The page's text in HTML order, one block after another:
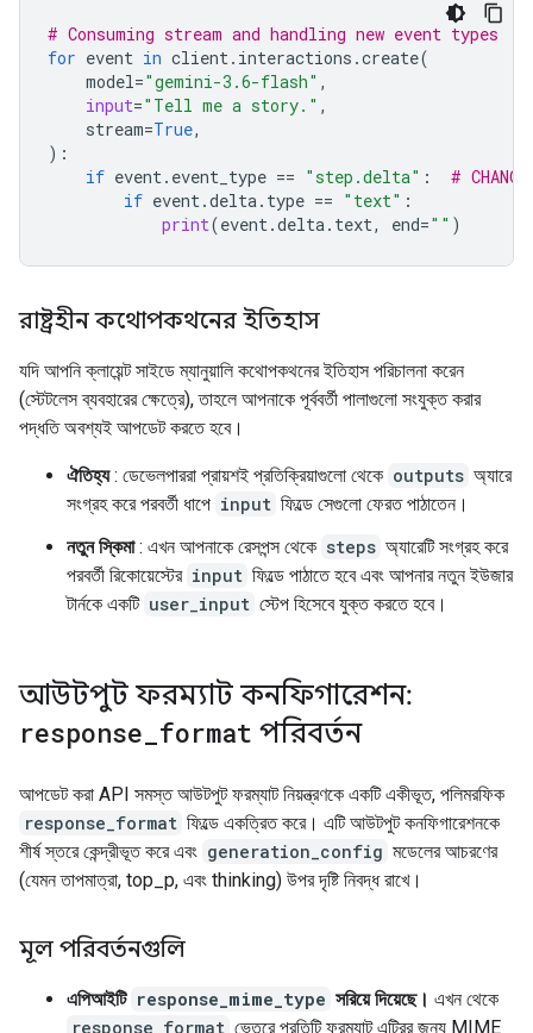
# Consuming stream and handling new event types
for event in client. interactions .create(
model="gemini-3.6-flash" ,
input="Tell me a story." ,
stream=True,
):
if event. event_type == "step.delta" :
#
if event.delta. type == "text" :
print(event.delta. text, end="" )
রাষ্ট্রহীন কথোপকথনের ইতিহাস
যদি আপনি ক্লায়েন্ট সাইডে ম্যানুয়ালি কথোপকথনের ইতিহাস পরিচালনা করেন
(স্টেটলেস ব্যবহারের ক্ষেত্রে), তাহলে আপনাকে পূর্ববর্তী পালাগুলো সংযুক্ত করার
পদ্ধতি অবশ্যই আপডেট করতে হবে।
ঐতিহ্য: ডেভেলপাররা প্রায়শই প্রতিক্রিয়াগুলো থেকে outputs অ্যারে
সংগ্রহ করে পরবর্তী ধাপে input ফিল্ডে সেগুলো ফেরত পাঠাতেন।
নতুন স্কিমা: এখন আপনাকে রেসপন্স থেকে steps অ্যারেটি সংগ্রহ করে
পরবর্তী রিকোয়েস্টের input ফিল্ডে পাঠাতে হবে এবং আপনার নতুন ইউজার
টার্নকে একটি user_input স্টেপ হিসেবে যুক্ত করতে হবে।
আউটপুট ফরম্যাট কনফিগারেশন:
response format পরিবর্তন
আপডেট করা API সমস্ত আউটপুট ফরম্যাট নিয়ন্ত্রণকে একটি একীভূত, পলিমরফিক
response_format ফিল্ডে একত্রিত করে। এটি আউটপুট কনফিগারেশনকে
শীর্ষ স্তরে কেন্দ্রীভূত করে এবং generation_config মডেলের আচরণের
(যেমন তাপমাত্রা, top_p, এবং thinking) উপর দৃষ্টি নিবদ্ধ রাখে।
মূল পরিবর্তনগুলি
এপিআইটি response_mime_type সরিয়ে দিয়েছে। এখন থেকে
response_format ভেতরে প্রতিটি ফরম্যাট এন্ট্রির জন্য MIME